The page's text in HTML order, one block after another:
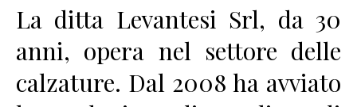
La ditta Levantesi Srl, da 30
anni, opera nel settore delle
calzature. Dal 2008 ha avviato